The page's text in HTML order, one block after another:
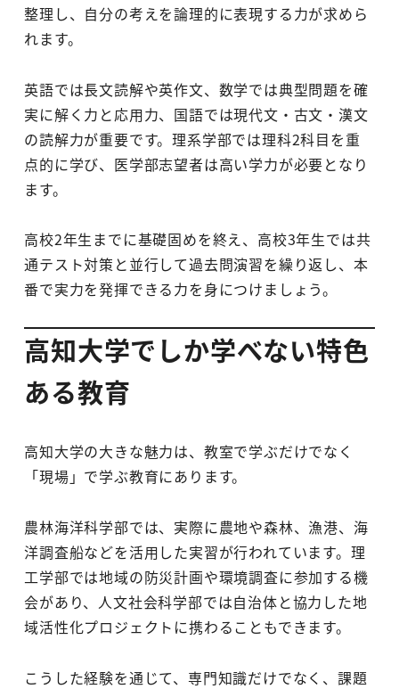
整理し、自分の考えを論理的に表現する力が求めら
れます。
英語では長文読解や英作文、数学では典型問題を確
実に解く力と応用力、国語では現代文・古文・漢文
の読解力が重要です。理系学部では理科2科目を重
点的に学び、医学部志望者は高い学力が必要となり
ます。
高校2年生までに基礎固めを終え、高校3年生では共
通テスト対策と並行して過去問演習を繰り返し、本
番で実力を発揮できる力を身につけましょう。
高知大学でしか学べない特色
ある教育
高知大学の大きな魅力は、教室で学ぶだけでなく
「現場」で学ぶ教育にあります。
農林海洋科学部では、実際に農地や森林、漁港、海
洋調査船などを活用した実習が行われています。理
工学部では地域の防災計画や環境調査に参加する機
会があり、人文社会科学部では自治体と協力した地
域活性化プロジェクトに携わることもできます。
こうした経験を通じて、専門知識だけでなく、課題